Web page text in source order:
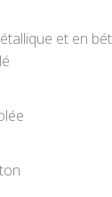
et en